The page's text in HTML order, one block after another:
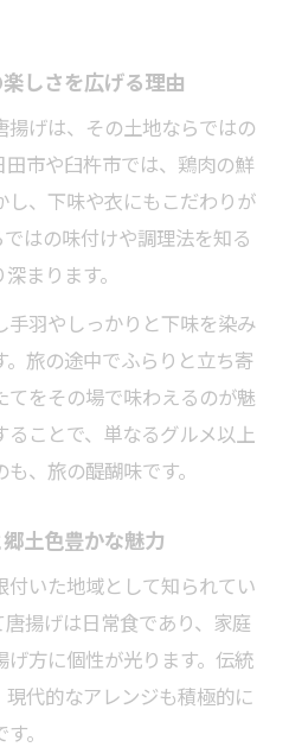
に進化する唐揚げの魅力
臼杵市を巡る楽しみ方
う日田市臼杵市の新発見
歩きで旅を満喫するコツ
揚げを味わうモデルコー
む地域グルメの多様性
る臼杵市の魅力的な旅路
揚げ体験のすすめ
き立てる唐揚げの美味し
た唐揚げの新たな楽しみ
唐揚げグルメ旅の発見
吹き込む唐揚げの進化
しさを広げる理由
揚げは、その土地ならではの
市や臼杵市では、鶏肉の鮮
し、下味や衣にもこだわりが
はの味付けや調理法を知る
まります。
手羽やしっかりと下味を染み
旅の途中でふらりと立ち寄
てをその場で味わえるのが魅
ることで、単なるグルメ以上
、旅の醍醐味です。
土色豊かな魅力
付いた地域として知られてい
揚げは日常食であり、家庭
方に個性が光ります。伝統
代的なアレンジも積極的に
。